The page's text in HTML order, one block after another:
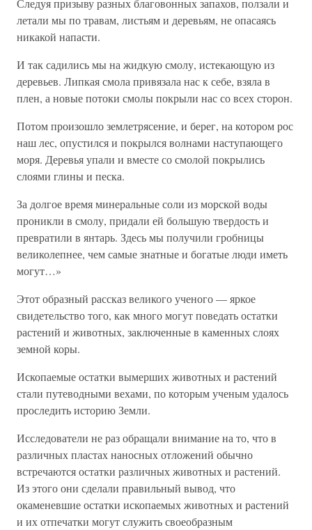
Следуя призыву разных благовонных запахов, ползали и
летали мы по травам, листьям и деревьям, не опасаясь
никакой напасти.
И так садились мы на жидкую смолу, истекающую из
деревьев. Липкая смола привязала нас к себе, взяла в
плен, а новые потоки смолы покрыли нас со всех сторон.
Потом произошло землетрясение, и берег, на котором рос
наш лес, опустился и покрылся волнами наступающего
моря. Деревья упали и вместе со смолой покрылись
слоями глины и песка.
За долгое время минеральные соли из морской воды
проникли в смолу, придали ей большую твердость и
превратили в янтарь. Здесь мы получили гробницы
великолепнее, чем самые знатные и богатые люди иметь
могут…»
Этот образный рассказ великого ученого — яркое
свидетельство того, как много могут поведать остатки
растений и животных, заключенные в каменных слоях
земной коры.
Ископаемые остатки вымерших животных и растений
стали путеводными вехами, по которым ученым удалось
проследить историю Земли.
Исследователи не раз обращали внимание на то, что в
различных пластах наносных отложений обычно
встречаются остатки различных животных и растений.
Из этого они сделали правильный вывод, что
окаменевшие остатки ископаемых животных и растений
и их отпечатки могут служить своеобразным